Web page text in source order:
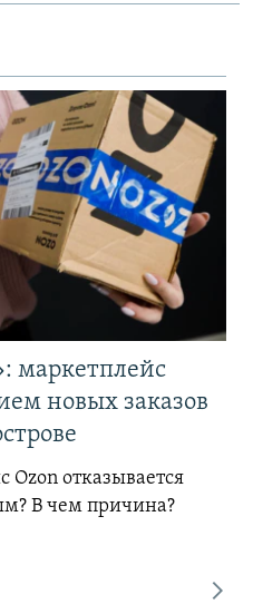
маркетплейс
новых заказов
Ozon отказывается
В чем причина?